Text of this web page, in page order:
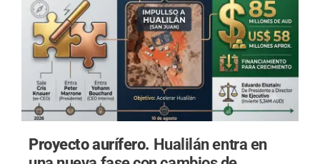
Proyecto aurífero. Hualilán entra en